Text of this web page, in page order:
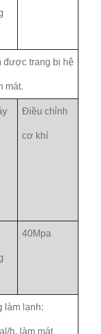
được trang bị hệ
mát.
Điều chỉnh
cơ khí
40Mpa
làm lạnh:
h, làm mát